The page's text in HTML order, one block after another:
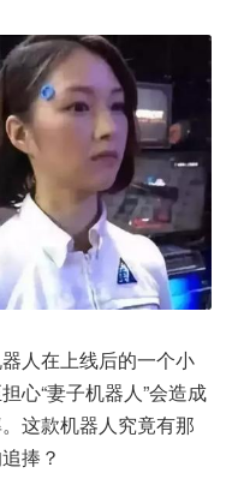
人在上线后的一个小
心“妻子机器人”会造成
这款机器人究竟有那
捧？